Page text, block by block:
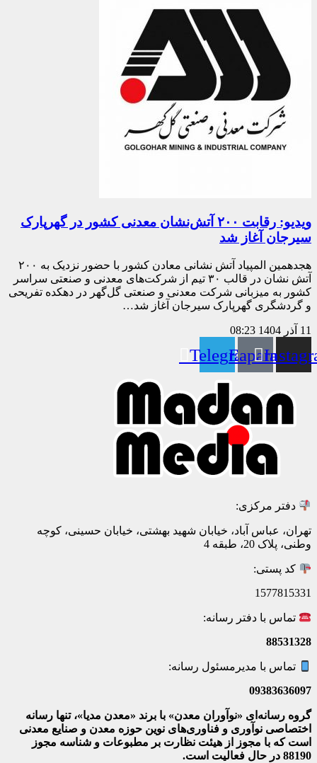
ویدیو: رقابت ۲۰۰ آتش‌نشان معدنی کشور در گهرپارک
سیرجان آغاز شد
هجدهمین المپیاد آتش نشانی معادن کشور با حضور نزدیک به ۲۰۰
آتش نشان در قالب ۳۰ تیم از شرکت‌های معدنی و صنعتی سراسر
کشور به میزبانی شرکت معدنی و صنعتی گل‌گهر در دهکده تفریحی
و گردشگری گهرپارک سیرجان آغاز شد…
11 آذر 1404 08:23
Eaparat
Telegram
دفتر مرکزی:
تهران، عباس آباد، خیابان شهید بهشتی، خیابان حسینی، کوچه
وطنی، پلاک 20، طبقه 4
کد پستی:
1577815331
تماس با دفتر رسانه:
88531328
تماس با مدیرمسئول رسانه:
09383636097
گروه رسانه‌ای «نوآوران معدن» با برند «معدن مدیا»، تنها رسانه
اختصاصی نوآوری و فناوری‌های نوین حوزه معدن و صنایع معدنی‌
است که با مجوز از هیئت نظارت بر مطبوعات و شناسه مجوز
88190 در حال فعالیت است.